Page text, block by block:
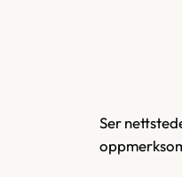
Ser